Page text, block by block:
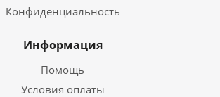
Конфиденциальность
Информация
Помощь
Условия оплаты